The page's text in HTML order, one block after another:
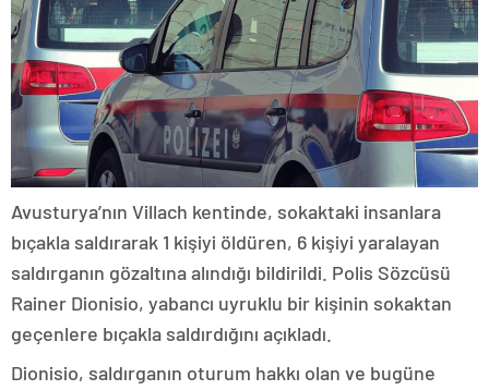
Avusturya’nın Villach kentinde, sokaktaki insanlara
bıçakla saldırarak 1 kişiyi öldüren, 6 kişiyi yaralayan
saldırganın gözaltına alındığı bildirildi. Polis Sözcüsü
Rainer Dionisio, yabancı uyruklu bir kişinin sokaktan
geçenlere bıçakla saldırdığını açıkladı.
Dionisio, saldırganın oturum hakkı olan ve bugüne